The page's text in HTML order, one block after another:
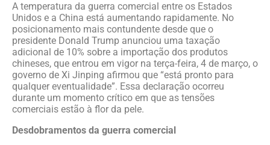
A temperatura da guerra comercial entre os Estados
Unidos e a China está aumentando rapidamente. No
posicionamento mais contundente desde que o
presidente Donald Trump anunciou uma taxação
adicional de 10% sobre a importação dos produtos
chineses, que entrou em vigor na terça-feira, 4 de março, o
governo de Xi Jinping afirmou que “está pronto para
qualquer eventualidade”. Essa declaração ocorreu
durante um momento crítico em que as tensões
comerciais estão à flor da pele.
Desdobramentos da guerra comercial